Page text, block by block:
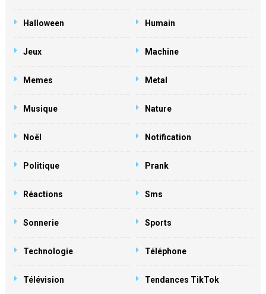
Halloween Humain
Jeux Machine
Memes Metal
Musique Nature
Noël Notification
Politique Prank
Réactions Sms
Sonnerie Sports
Technologie Téléphone
Télévision Tendances TikTok